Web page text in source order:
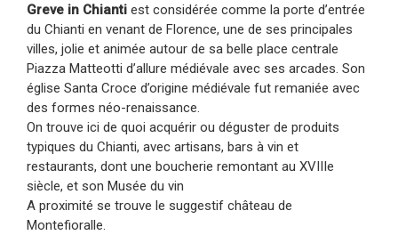
Greve in Chianti est considérée comme la porte d’entrée
du Chianti en venant de Florence, une de ses principales
villes, jolie et animée autour de sa belle place centrale
Piazza Matteotti d’allure médiévale avec ses arcades. Son
église Santa Croce d’origine médiévale fut remaniée avec
des formes néo-renaissance.
On trouve ici de quoi acquérir ou déguster de produits
typiques du Chianti, avec artisans, bars à vin et
restaurants, dont une boucherie remontant au XVIIIe
siècle, et son Musée du vin
A proximité se trouve le suggestif château de
Montefioralle.